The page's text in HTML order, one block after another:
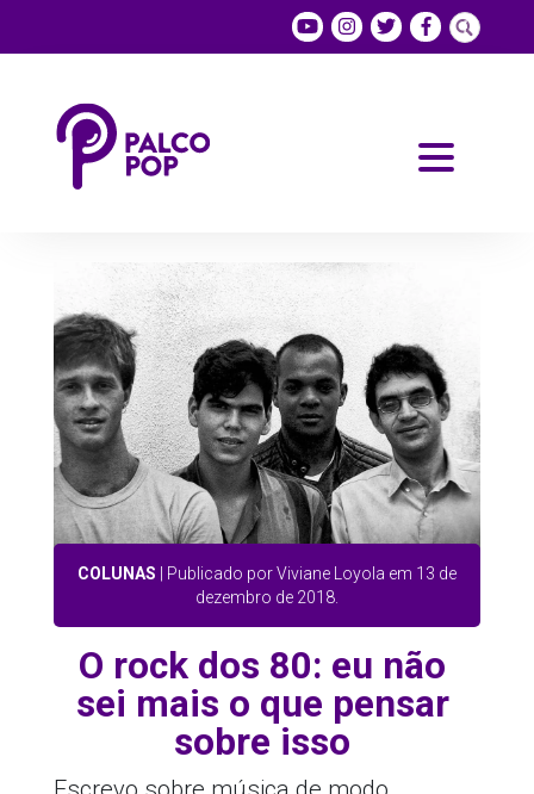
COLUNAS | Publicado por Viviane Loyola em 13 de
dezembro de 2018.
O rock dos 80: eu não
sei mais o que pensar
sobre isso